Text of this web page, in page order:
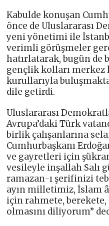
Kabulde konuşan
önce de Uluslararası
yeni yönetimi ile
verimli görüşmeler
hatırlatarak, bugün de
gençlik kolları
kurullarıyla
dile getirdi.
Uluslararası
Avrupa’daki Türk
birlik çalışanlarına
Cumhurbaşkanı
ve gayretleri için
vesileyle inşallah Salı
ramazan-ı şerifinizi
ayın milletimiz, İslam
için rahmete, berekete,
olmasını diliyorum”